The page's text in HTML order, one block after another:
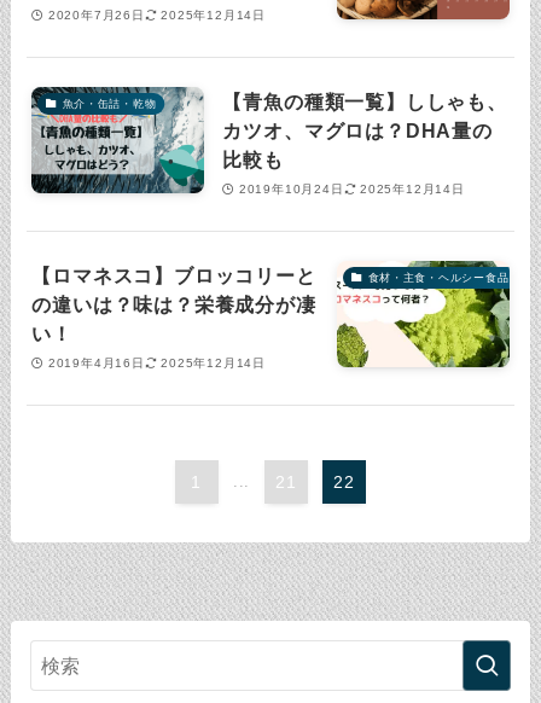
2020年7月26日 2025年12月14日
魚介・缶詰・乾物
【青魚の種類一覧】ししゃも、
カツオ、マグロは？DHA量の
比較も
2019年10月24日 2025年12月14日
食材・主食・ヘルシー食品
【ロマネスコ】ブロッコリーと
の違いは？味は？栄養成分が凄
い！
2019年4月16日 2025年12月14日
1 21 22